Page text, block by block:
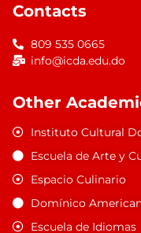
Contacts
809 535 0665
info@icda.edu.do
Other
Instituto Cultural
Escuela de Arte y
Espacio Culinario
Domínico
Escuela de Idiomas